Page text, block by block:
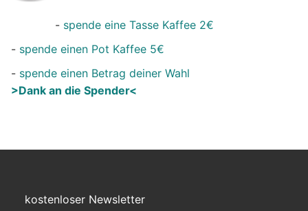
- spende eine Tasse Kaffee 2€
- spende einen Pot Kaffee 5€
- spende einen Betrag deiner Wahl
>Dank an die Spender<
kostenloser Newsletter